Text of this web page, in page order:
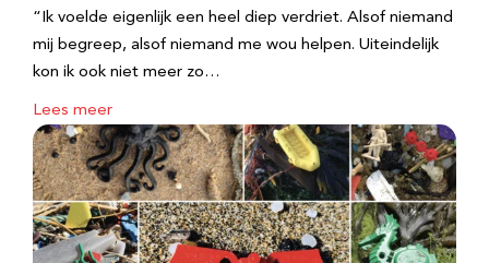
“Ik voelde eigenlijk een heel diep verdriet. Alsof niemand
mij begreep, alsof niemand me wou helpen. Uiteindelijk
kon ik ook niet meer zo…
Lees meer